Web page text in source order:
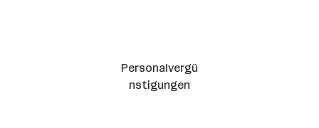
Personalvergü
nstigungen